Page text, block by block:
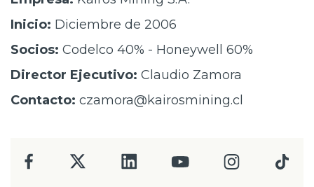
Inicio: Diciembre de 2006
Socios: Codelco 40% - Honeywell 60%
Director Ejecutivo: Claudio Zamora
Contacto: czamora@kairosmining.cl